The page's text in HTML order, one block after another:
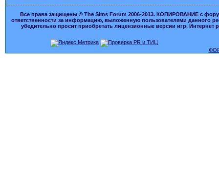
Все права защищены © The Sims Forum 2006-2013. КОПИРОВАНИЕ с
ответственности за информацию, выложенную пользователями данного
убедительно просит приобретать лицензионные версии игр.